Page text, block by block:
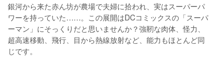
銀河から来た赤ん坊が農場で夫婦に拾われ、実はスーパーパ
ワーを持っていた……。この展開はDCコミックスの「スーパ
ーマン」にそっくりだと思いませんか？強靭な肉体、怪力、
超高速移動、飛行、目から熱線放射など、能力もほとんど同
じです。